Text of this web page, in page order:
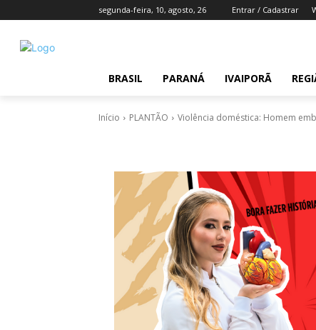
segunda-feira, 10, agosto, 26 Entrar / Cadastrar
BRASIL PARANÁ IVAIPORÃ
Início PLANTÃO Violência doméstica: Homem